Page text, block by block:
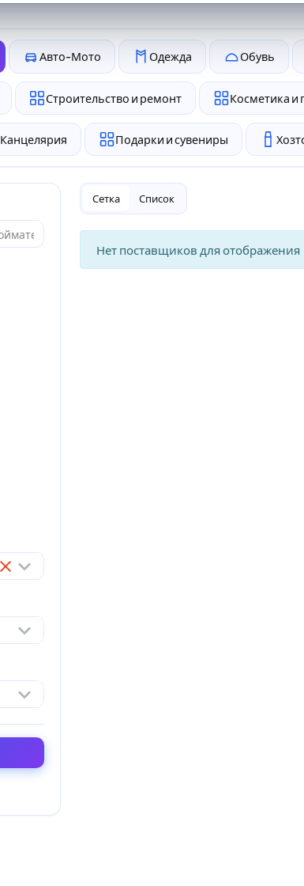
Авто-Мото Одежда Обувь
Строительство и ремонт Косметика и
Канцелярия Подарки и сувениры
Сетка Список
Нет поставщиков для отображения